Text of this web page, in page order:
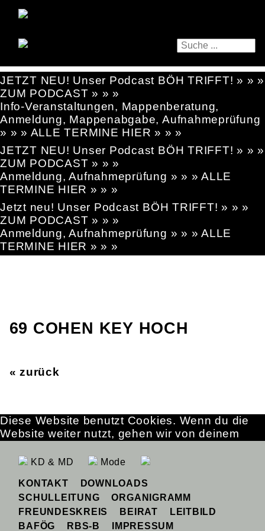
JETZT NEU! Unser Podcast BÖH TRIFFT! » » »
ZUM PODCAST » » »
Info-Veranstaltungen, Mappenberatung,
Anmeldung, Mappenabgabe, Aufnahmeprüfung
» » » ALLE TERMINE HIER » » »
JETZT NEU! Unser Podcast BÖH TRIFFT! » » »
ZUM PODCAST » » »
Anmeldung, Aufnahmeprüfung » » » ALLE
TERMINE HIER » » »
Jetzt neu! Unser Podcast BÖH TRIFFT! » » »
ZUM PODCAST » » »
Anmeldung, Aufnahmeprüfung » » » ALLE
TERMINE HIER » » »
69 COHEN KEY HOCH
« zurück
KD & MD Mode
KONTAKT
DOWNLOADS
SCHULLEITUNG
ORGANIGRAMM
FREUNDESKREIS
BEIRAT
LEITBILD
BAFÖG
RBS-B IMPRESSUM
Diese Website benutzt Cookies. Wenn du die
Website weiter nutzt, gehen wir von deinem